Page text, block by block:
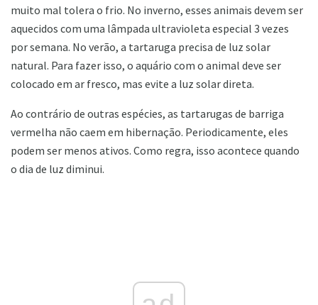
muito mal tolera o frio. No inverno, esses animais devem ser
aquecidos com uma lâmpada ultravioleta especial 3 vezes
por semana. No verão, a tartaruga precisa de luz solar
natural. Para fazer isso, o aquário com o animal deve ser
colocado em ar fresco, mas evite a luz solar direta.
Ao contrário de outras espécies, as tartarugas de barriga
vermelha não caem em hibernação. Periodicamente, eles
podem ser menos ativos. Como regra, isso acontece quando
o dia de luz diminui.